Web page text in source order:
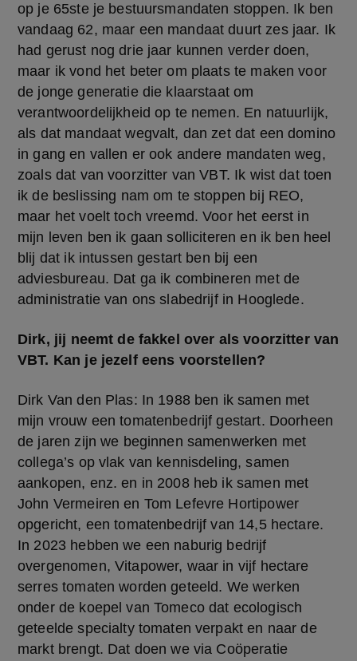
op je 65ste je bestuursmandaten stoppen. Ik ben
vandaag 62, maar een mandaat duurt zes jaar. Ik
had gerust nog drie jaar kunnen verder doen,
maar ik vond het beter om plaats te maken voor
de jonge generatie die klaarstaat om
verantwoordelijkheid op te nemen. En natuurlijk,
als dat mandaat wegvalt, dan zet dat een domino
in gang en vallen er ook andere mandaten weg,
zoals dat van voorzitter van VBT. Ik wist dat toen
ik de beslissing nam om te stoppen bij REO,
maar het voelt toch vreemd. Voor het eerst in
mijn leven ben ik gaan solliciteren en ik ben heel
blij dat ik intussen gestart ben bij een
adviesbureau. Dat ga ik combineren met de
administratie van ons slabedrijf in Hooglede.
Dirk, jij neemt de fakkel over als voorzitter van
VBT. Kan je jezelf eens voorstellen?
Dirk Van den Plas: In 1988 ben ik samen met
mijn vrouw een tomatenbedrijf gestart. Doorheen
de jaren zijn we beginnen samenwerken met
collega’s op vlak van kennisdeling, samen
aankopen, enz. en in 2008 heb ik samen met
John Vermeiren en Tom Lefevre Hortipower
opgericht, een tomatenbedrijf van 14,5 hectare.
In 2023 hebben we een naburig bedrijf
overgenomen, Vitapower, waar in vijf hectare
serres tomaten worden geteeld. We werken
onder de koepel van Tomeco dat ecologisch
geteelde specialty tomaten verpakt en naar de
markt brengt. Dat doen we via Coöperatie